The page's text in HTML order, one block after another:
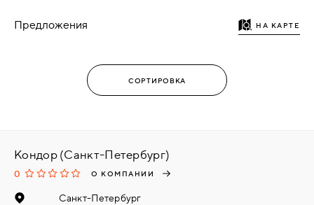
Предложения НА КАРТЕ
Кондор (Санкт-Петербург)
0 О КОМПАНИИ
Санкт-Петербург